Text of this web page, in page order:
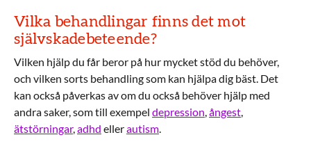
Vilka behandlingar finns det mot
självskadebeteende?
Vilken hjälp du får beror på hur mycket stöd du behöver,
och vilken sorts behandling som kan hjälpa dig bäst. Det
kan också påverkas av om du också behöver hjälp med
andra saker, som till exempel depression ångest
ätstörningar, adhd ellerautism